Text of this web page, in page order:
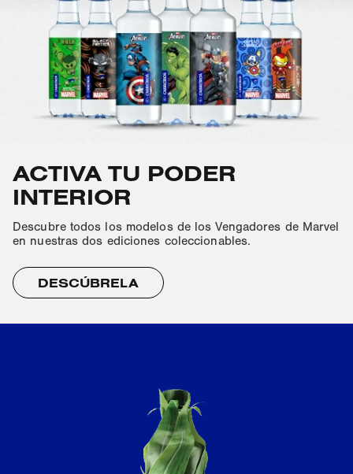
ACTIVA TU PODER
INTERIOR
Descubre todos los modelos de los Vengadores de Marvel
en nuestras dos ediciones coleccionables.
DESCÚBRELA